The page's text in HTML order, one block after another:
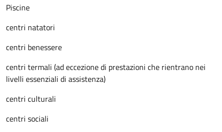
Piscine
centri natatori
centri benessere
centri termali (ad eccezione di prestazioni che rientrano nei
livelli essenziali di assistenza)
centri culturali
centri sociali